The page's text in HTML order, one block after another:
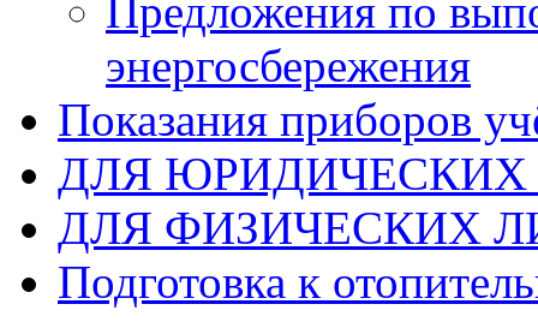
Предложения по
энергосбережения
Показания приборов
ДЛЯ ЮРИДИЧЕСКИХ
ДЛЯ ФИЗИЧЕСКИХ
Подготовка к